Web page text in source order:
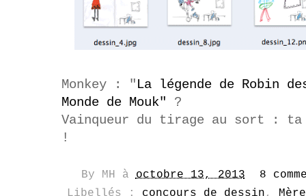
Monkey : "La légende de Robin
Monde de Mouk" ?
Vainqueur du tirage au sort :
!
By MH àoctobre 13, 2013
8
Libellés : concours de dessin,